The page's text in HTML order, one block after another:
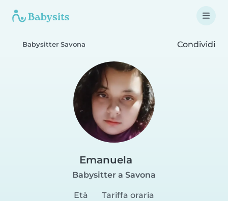
Babysitter Savona Condividi
Emanuela
Babysitter a Savona
Età
Tariffa oraria